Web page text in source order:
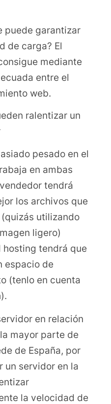
puede garantizar
de carga? El
mediante
entre el
web.
ralentizar un
pesado en el
en ambas
tendrá
los archivos que
utilizando
ligero)
hosting tendrá que
espacio de
(tenlo en cuenta
en relación
mayor parte de
de España, por
un servidor en la
la velocidad de